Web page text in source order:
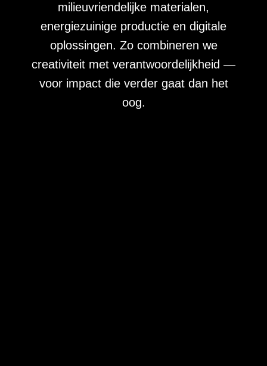
milieuvriendelijke materialen,
energiezuinige productie en digitale
oplossingen. Zo combineren we
creativiteit met verantwoordelijkheid —
voor impact die verder gaat dan het
oog.